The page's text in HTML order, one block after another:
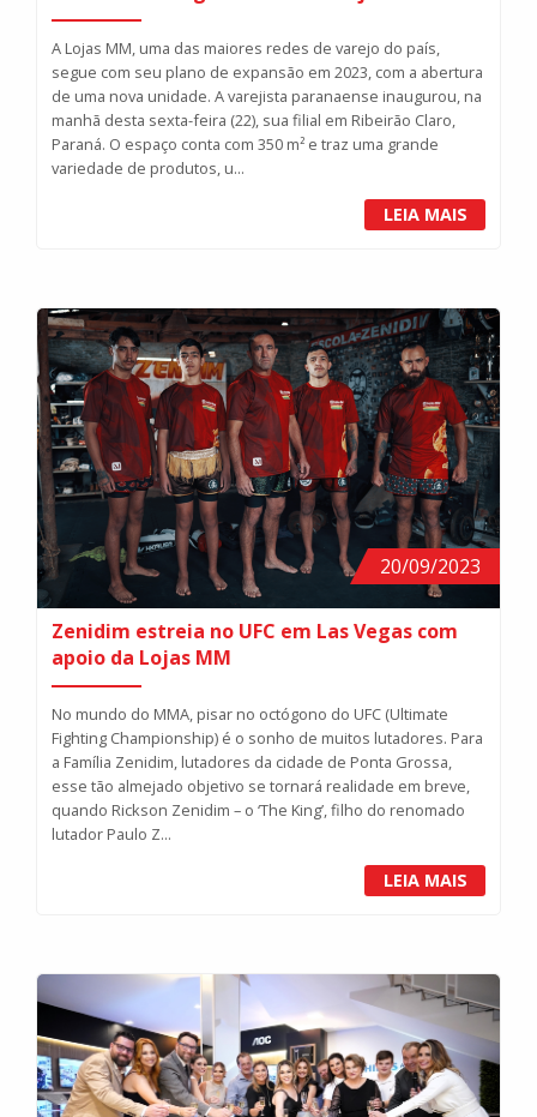
A Lojas MM, uma das maiores redes de varejo do país,
segue com seu plano de expansão em 2023, com a abertura
de uma nova unidade. A varejista paranaense inaugurou, na
manhã desta sexta-feira (22), sua filial em Ribeirão Claro,
Paraná. O espaço conta com 350 m² e traz uma grande
variedade de produtos, u...
LEIA MAIS
20/09/2023
Zenidim estreia no UFC em Las Vegas com
apoio da Lojas MM
No mundo do MMA, pisar no octógono do UFC (Ultimate
Fighting Championship) é o sonho de muitos lutadores. Para
a Família Zenidim, lutadores da cidade de Ponta Grossa,
esse tão almejado objetivo se tornará realidade em breve,
quando Rickson Zenidim – o ‘The King’, filho do renomado
lutador Paulo Z...
LEIA MAIS